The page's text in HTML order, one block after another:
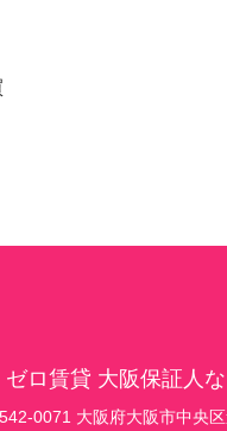
ゼロ賃貸 大阪保証人
0071 大阪府大阪市中央